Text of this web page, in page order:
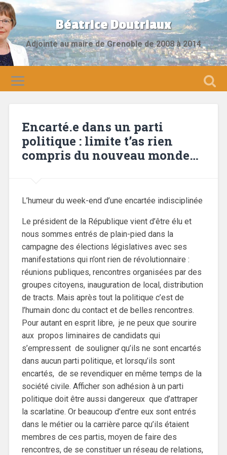
Béatrice Doutriaux
Adjointe au maire de Grenoble de 2008 à 2014
Encarté.e dans un parti
politique : limite t’as rien
compris du nouveau monde…
L’humeur du week-end d’une encartée indisciplinée
Le président de la République vient d’être élu et
nous sommes entrés de plain-pied dans la
campagne des élections législatives avec ses
manifestations qui n’ont rien de révolutionnaire :
réunions publiques, rencontres organisées par des
groupes citoyens, inauguration de local, distribution
de tracts. Mais après tout la politique c’est de
l’humain donc du contact et de belles rencontres.
Pour autant en esprit libre, je ne peux que sourire
aux propos liminaires de candidats qui
s’empressent de souligner qu’ils ne sont encartés
dans aucun parti politique, et lorsqu’ils sont
encartés, de se revendiquer en même temps de la
société civile. Afficher son adhésion à un parti
politique doit être aussi dangereux que d’attraper
la scarlatine. Or beaucoup d’entre eux sont entrés
dans le métier ou la carrière parce qu’ils étaient
membres de ces partis, moyen de faire des
rencontres, de se constituer un réseau de relations,